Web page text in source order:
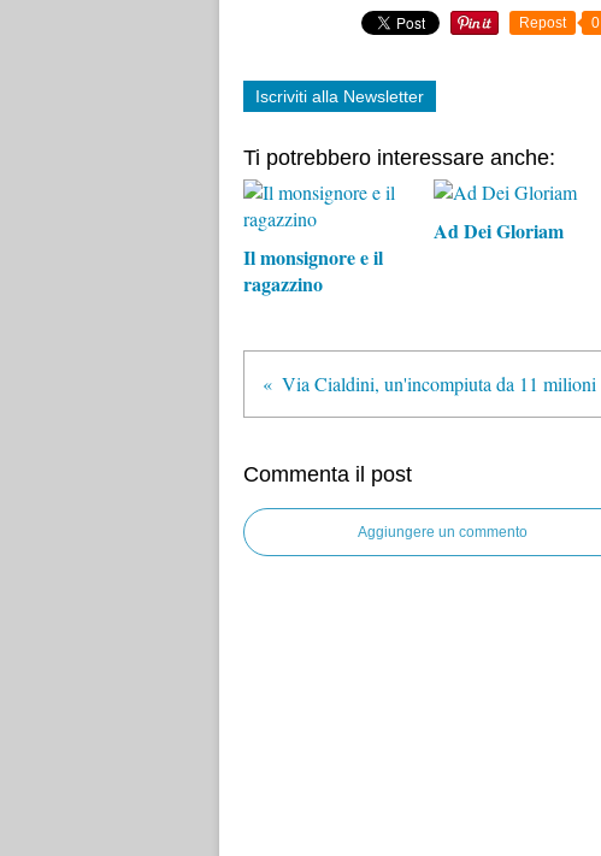
Repost 0
Iscriviti alla Newsletter
Ti potrebbero interessare anche:
Il monsignore e il
ragazzino
Ad Dei Gloriam
Via Cialdini, un'incompiuta da 11 milioni
Commenta il post
Aggiungere un commento